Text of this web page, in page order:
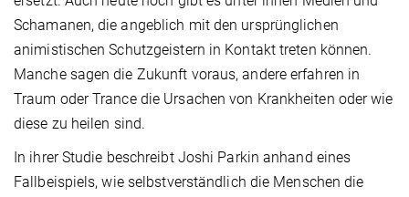
Schamanen, die angeblich mit den ursprünglichen
animistischen Schutzgeistern in Kontakt treten können.
Manche sagen die Zukunft voraus, andere erfahren in
Traum oder Trance die Ursachen von Krankheiten oder wie
diese zu heilen sind.
In ihrer Studie beschreibt Joshi Parkin anhand eines
Fallbeispiels, wie selbstverständlich die Menschen die